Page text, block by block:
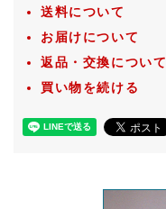
送料について
お届けについて
返品・交換について
買い物を続ける